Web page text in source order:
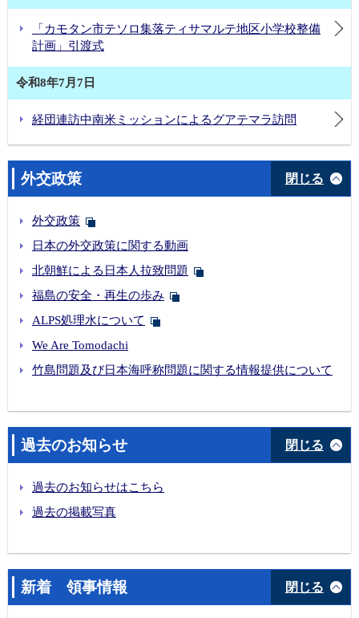
「カモタン市テソロ集落ティサマルテ地区小学校整備
計画」引渡式
令和8年7月7日
経団連訪中南米ミッションによるグアテマラ訪問
外交政策 閉じる
外交政策
日本の外交政策に関する動画
北朝鮮による日本人拉致問題
福島の安全・再生の歩み
ALPS処理水について
We Are Tomodachi
竹島問題及び日本海呼称問題に関する情報提供について
過去のお知らせ 閉じる
過去のお知らせはこちら
過去の掲載写真
新着 領事情報 閉じる